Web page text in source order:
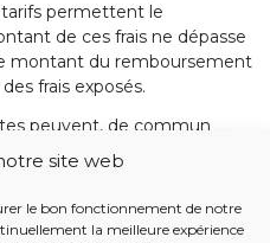
site web
le bon fonctionnement de notre
la meilleure expérience
permettent le
de ces frais ne dépasse
montant du remboursement
frais exposés.
peuvent, de commun
modifier le montant